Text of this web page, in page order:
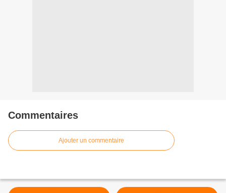
Commentaires
Ajouter un commentaire